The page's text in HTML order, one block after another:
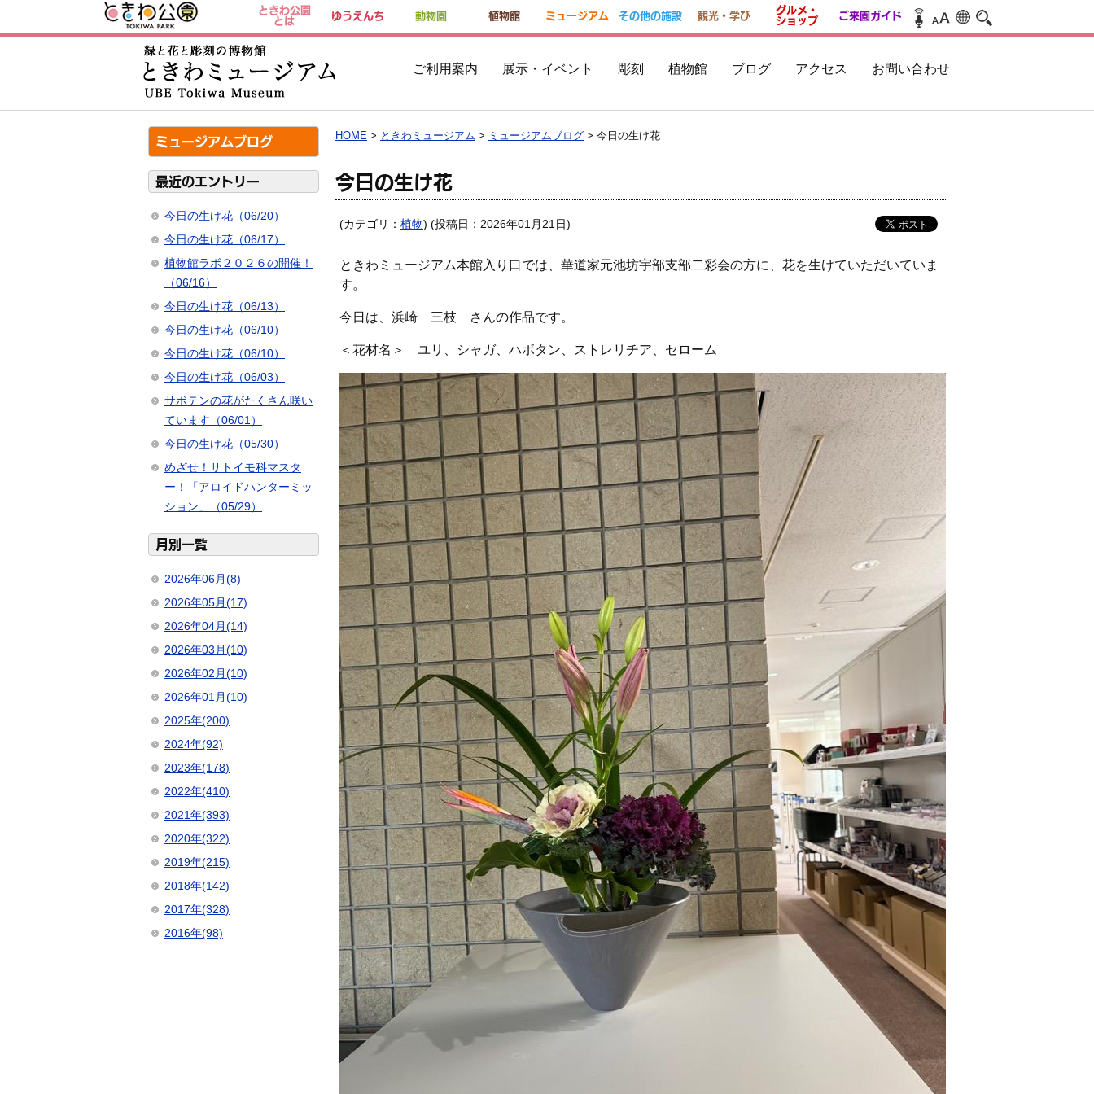
ときわ公園
とは
ゆうえんち 動物園 植物館 ミュージアム その他の施設 観光・学び
グルメ・
ショップ
ご来園ガイド
ご利用案内 展示・イベント 彫刻 植物館 ブログ アクセス お問い合わせ
HOME > ときわミュージアム > ミュージアムブログ > 今日の生け花
今日の生け花
(カテゴリ： 植物) (投稿日：2026年01月21日)
ときわミュージアム本館入り口では、華道家元池坊宇部支部二彩会の方に、花を生けていただいていま
す。
今日は、浜崎 三枝 さんの作品です。
＜花材名＞ ユリ、シャガ、ハボタン、ストレリチア、セローム
ミュージアムブログ
最近のエントリー
今日の生け花（06/20）
今日の生け花（06/17）
植物館ラボ２０２６の開催！
（06/16）
今日の生け花（06/13）
今日の生け花（06/10）
今日の生け花（06/10）
今日の生け花（06/03）
サボテンの花がたくさん咲い
ています（06/01）
今日の生け花（05/30）
めざせ！サトイモ科マスタ
ー！「アロイドハンターミッ
ション」（05/29）
月別一覧
2026年06月(8)
2026年05月(17)
2026年04月(14)
2026年03月(10)
2026年02月(10)
2026年01月(10)
2025年(200)
2024年(92)
2023年(178)
2022年(410)
2021年(393)
2020年(322)
2019年(215)
2018年(142)
2017年(328)
2016年(98)